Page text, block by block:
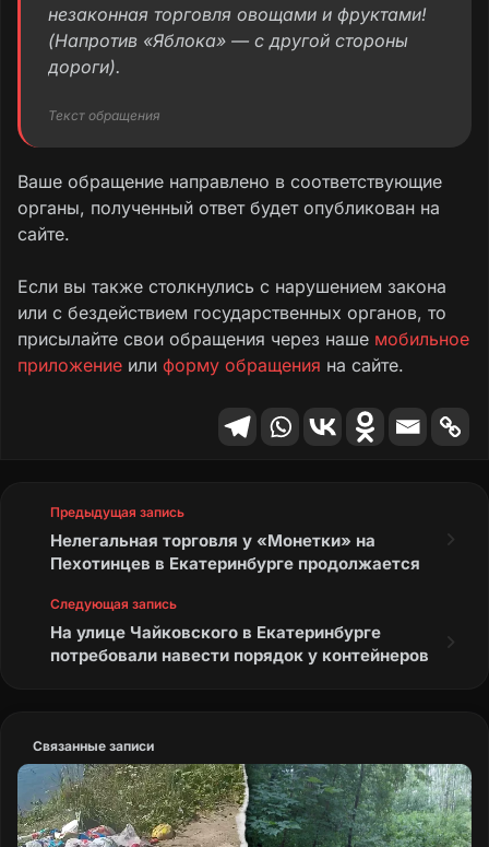
незаконная торговля овощами и фруктами!
(Напротив «Яблока» — с другой стороны
дороги).
Текст обращения
Ваше обращение направлено в соответствующие
органы, полученный ответ будет опубликован на
сайте.
Если вы также столкнулись с нарушением закона
или с бездействием государственных органов, то
присылайте свои обращения через наше мобильное
приложение или форму обращения на сайте.
Предыдущая запись
Нелегальная торговля у «Монетки» на
Пехотинцев в Екатеринбурге продолжается
Следующая запись
На улице Чайковского в Екатеринбурге
потребовали навести порядок у контейнеров
Связанные записи